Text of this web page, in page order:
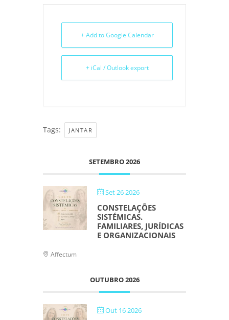
+ Add to Google Calendar
+ iCal / Outlook export
Tags: JANTAR
SETEMBRO 2026
Set 26 2026
CONSTELAÇÕES
SISTÉMICAS.
FAMILIARES, JURÍDICAS
E ORGANIZACIONAIS
Affectum
OUTUBRO 2026
Out 16 2026